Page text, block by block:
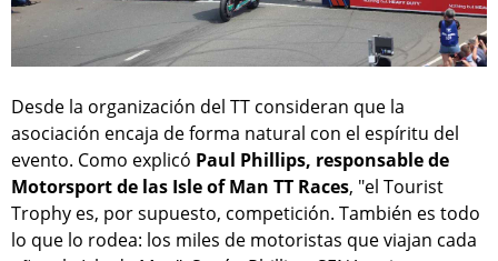
Desde la organización del TT consideran que la
asociación encaja de forma natural con el espíritu del
evento. Como explicó Paul Phillips, responsable de
Motorsport de las Isle of Man TT Races, "el Tourist
Trophy es, por supuesto, competición. También es todo
lo que lo rodea: los miles de motoristas que viajan cada